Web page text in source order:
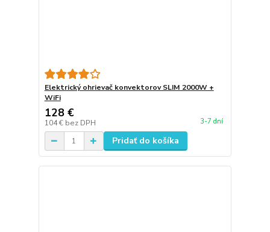
Elektrický ohrievač konvektorov SLIM 2000W +
WiFi
128 €
104 € bez DPH 3-7 dní
Pridať do košíka